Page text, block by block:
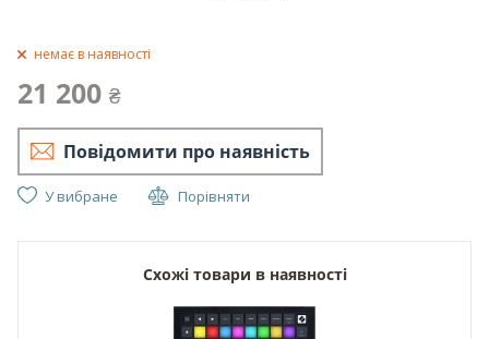
немає в наявності
21 200 ₴
Повідомити про наявність
У вибране Порівняти
Схожі товари в наявності